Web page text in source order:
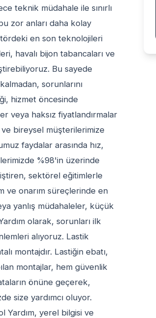
teknik müdahale ile sınırlı
zor anları daha kolay
en son teknolojileri
havalı bijon tabancaları ve
Bu sayede
sorunlarını
hizmet öncesinde
veya haksız fiyatlandırmalar
ve bireysel müşterilerimize
faydalar arasında hız,
%98'in üzerinde
sektörel eğitimlerle
ve onarım süreçlerinde en
yanlış müdahaleler, küçük
olarak, sorunları ilk
alıyoruz. Lastik
montajdır. Lastiğin ebatı,
montajlar, hem güvenlik
önüne geçerek,
size yardımcı oluyor.
Yardım, yerel bilgisi ve